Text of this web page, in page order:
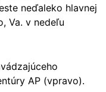
neďaleko hlavnej
Va. v nedeľu
AP (vpravo).